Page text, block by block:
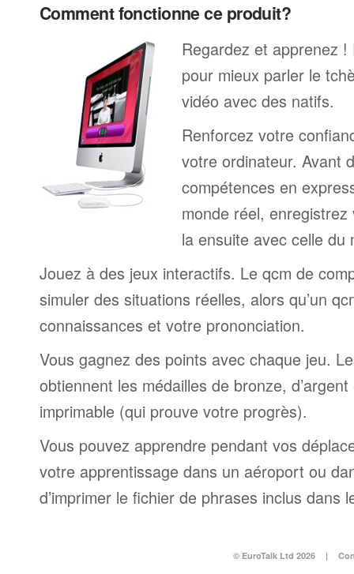
Comment fonctionne ce produit?
Regardez et apprenez
pour mieux parler le
vidéo avec des natifs.
Renforcez votre
votre ordinateur. Avant
compétences en
monde réel,
la ensuite avec celle du
Jouez à des jeux interactifs. Le qcm de
simuler des situations réelles, alors qu’un
connaissances et votre prononciation.
Vous gagnez des points avec chaque jeu.
obtiennent les médailles de bronze, d’argent
imprimable (qui prouve votre progrès).
Vous pouvez apprendre pendant vos
votre apprentissage dans un aéroport ou
d’imprimer le fichier de phrases inclus dans
© EuroTalk Ltd 2026 |